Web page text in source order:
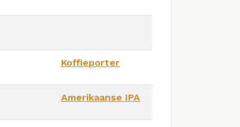
Koffieporter
Amerikaanse IPA